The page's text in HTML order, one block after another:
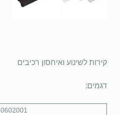
קירות לשינוע ואיחסון רכיבים
דגמים: